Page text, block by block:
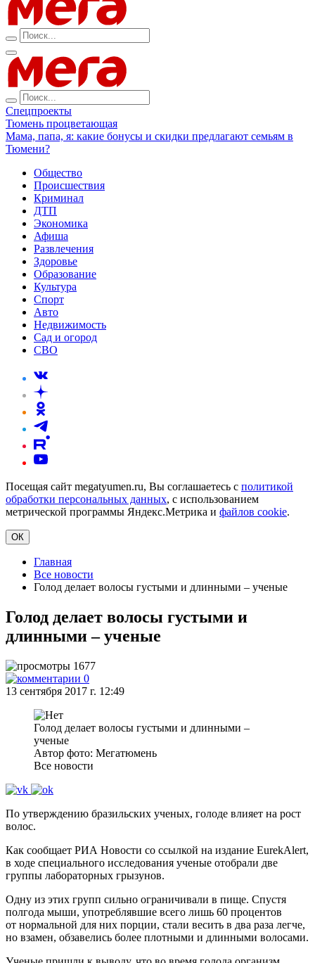
Спецпроекты
Тюмень процветающая
Мама, папа, я: какие бонусы и скидки предлагают семьям в
Тюмени?
Общество
Происшествия
Криминал
ДТП
Экономика
Афиша
Развлечения
Здоровье
Образование
Культура
Спорт
Авто
Недвижимость
Сад и огород
СВО
Посещая сайт megatyumen.ru, Вы соглашаетесь с политикой
обработки персональных данных, с использованием
метрической программы Яндекс.Метрика и файлов cookie.
ОК
Главная
Все новости
Голод делает волосы густыми и длинными – ученые
Голод делает волосы густыми и
длинными – ученые
1677
0
13 сентября 2017 г. 12:49
Голод делает волосы густыми и длинными –
ученые
Автор фото: Мегатюмень
Все новости
По утверждению бразильских ученых, голоде влияет на рост
волос.
Как сообщает РИА Новости со ссылкой на издание EurekAlert,
в ходе специального исследования ученые отобрали две
группы лабораторных грызунов.
Одну из этих групп сильно ограничивали в пище. Спустя
полгода мыши, употреблявшие всего лишь 60 процентов
от нормальной для них порции, стали весить в два раза легче,
но взамен, обзавелись более плотными и длинными волосами.